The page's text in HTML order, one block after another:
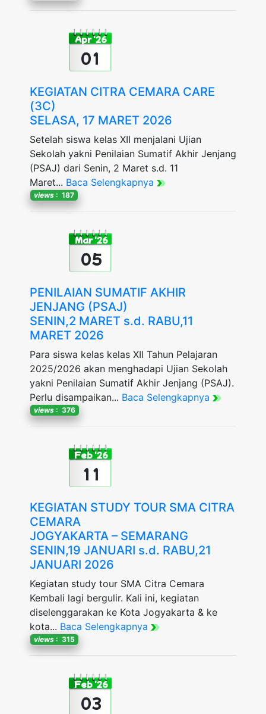
Apr '26
01
KEGIATAN CITRA CEMARA CARE
(3C)
SELASA, 17 MARET 2026
Setelah siswa kelas XII menjalani Ujian
Sekolah yakni Penilaian Sumatif Akhir Jenjang
(PSAJ) dari Senin, 2 Maret s.d. 11
Maret... Baca Selengkapnya
views : 187
Mar '26
05
PENILAIAN SUMATIF AKHIR
JENJANG (PSAJ)
SENIN,2 MARET s.d. RABU,11
MARET 2026
Para siswa kelas kelas XII Tahun Pelajaran
2025/2026 akan menghadapi Ujian Sekolah
yakni Penilaian Sumatif Akhir Jenjang (PSAJ).
Perlu disampaikan... Baca Selengkapnya
views : 376
Feb '26
11
KEGIATAN STUDY TOUR SMA CITRA
CEMARA
JOGYAKARTA – SEMARANG
SENIN,19 JANUARI s.d. RABU,21
JANUARI 2026
Kegiatan study tour SMA Citra Cemara
Kembali lagi bergulir. Kali ini, kegiatan
diselenggarakan ke Kota Jogyakarta & ke
kota... Baca Selengkapnya
views : 315
Feb '26
03